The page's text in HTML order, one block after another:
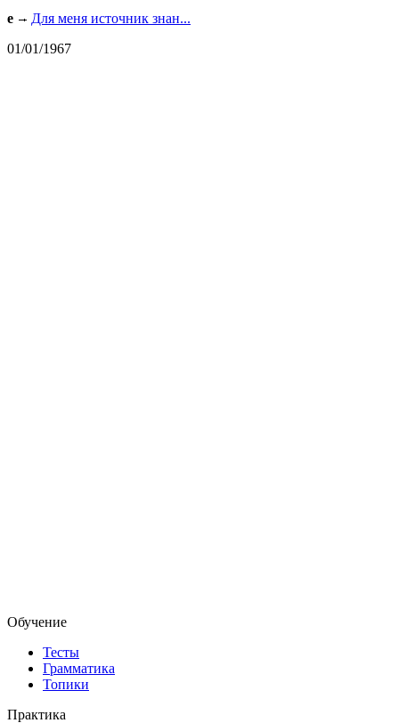
e
Для меня источник знан...
01/01/1967
Обучение
Тесты
Грамматика
Топики
Практика